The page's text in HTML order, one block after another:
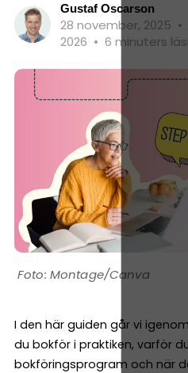
Gustaf Oscarson
28 november, 2025 •
2026 • 6 minuters
Montage/Canva
I den här guiden går vi
du bokför i praktiken, varför
bokföringsprogram och när